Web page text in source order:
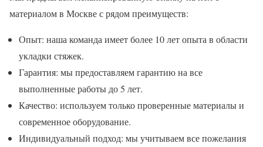
материалом в Москве с рядом преимуществ:
Опыт: наша команда имеет более 10 лет опыта в области
укладки стяжек.
Гарантия: мы предоставляем гарантию на все
выполненные работы до 5 лет.
Качество: используем только проверенные материалы и
современное оборудование.
Индивидуальный подход: мы учитываем все пожелания